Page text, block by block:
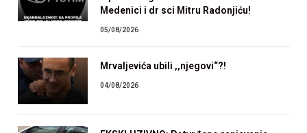
Medenici i dr sci Mitru Radonjiću!
05/08/2026
Mrvaljevića ubili ,,njegovi“?!
04/08/2026